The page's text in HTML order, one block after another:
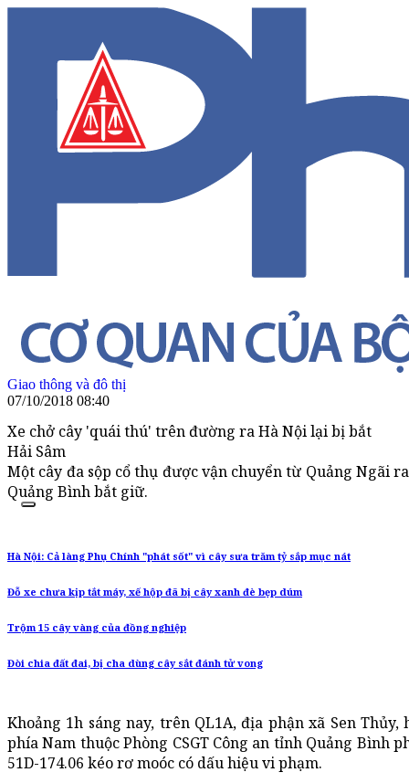
Giao thông và đô thị
07/10/2018 08:40
Xe chở cây 'quái thú' trên đường ra Hà Nội lại bị bắt
Hải Sâm
Một cây đa sộp cổ thụ được vận chuyển từ Quảng Ngãi
Quảng Bình bắt giữ.
Hà Nội: Cả làng Phụ Chính "phát sốt" vì cây sưa trăm tỷ sắp mục nát
Đỗ xe chưa kịp tắt máy, xế hộp đã bị cây xanh đè bẹp dúm
Trộm 15 cây vàng của đồng nghiệp
Đòi chia đất đai, bị cha dùng cây sắt đánh tử vong
Khoảng 1h sáng nay, trên QL1A, địa phận xã Sen Thủy,
phía Nam thuộc Phòng CSGT Công an tỉnh Quảng Bình
51D-174.06 kéo rơ moóc có dấu hiệu vi phạm.